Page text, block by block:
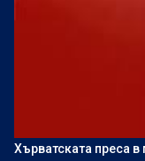
Хърватската преса